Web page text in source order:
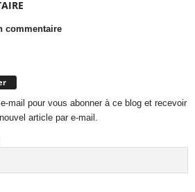
commentaire
mail pour vous abonner à ce blog et recevoir
article par e-mail.